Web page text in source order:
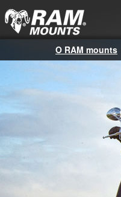
O RAM mounts